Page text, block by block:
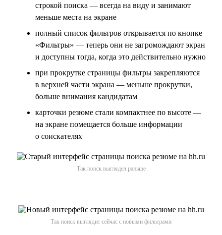
строкой поиска — всегда на виду и занимают
меньше места на экране
полный список фильтров открывается по кнопке
«Фильтры» — теперь они не загромождают экран
и доступны тогда, когда это действительно нужно
при прокрутке страницы фильтры закрепляются
в верхней части экрана — меньше прокрутки,
больше внимания кандидатам
карточки резюме стали компактнее по высоте —
на экране помещается больше информации
о соискателях
Так поиск выглядел раньше
Так поиск выглядит сейчас с новыми фильтрами